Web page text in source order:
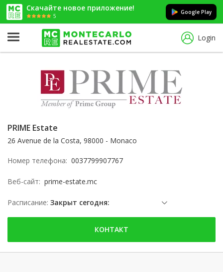
Скачайте новое приложение!
5
Google Play
Login
PRIME Estate
26 Avenue de la Costa, 98000 - Monaco
Номер телефона: 0037799907767
Веб-сайт: prime-estate.mc
Расписание: Закрыт сегодня:
воскресенье: Заблокированы
понедельник: 09:00 - 18:00
КОНТАКТ